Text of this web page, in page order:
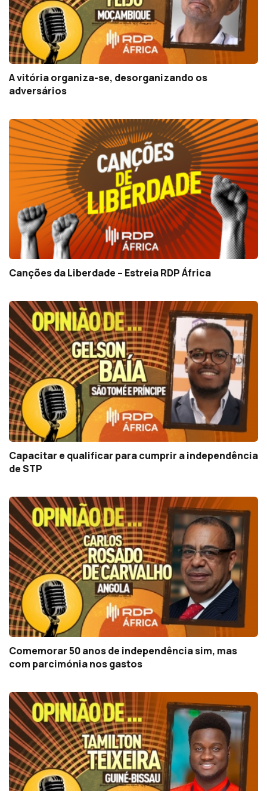
A vitória organiza-se, desorganizando os
adversários
Canções da Liberdade – Estreia RDP África
Capacitar e qualificar para cumprir a independência
de STP
Comemorar 50 anos de independência sim, mas
com parcimónia nos gastos